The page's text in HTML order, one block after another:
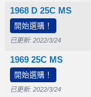
1968 D 25C MS
開始選購！
已更新: 2022/3/24
1969 25C MS
開始選購！
已更新: 2022/3/24
$10.00
$15.00